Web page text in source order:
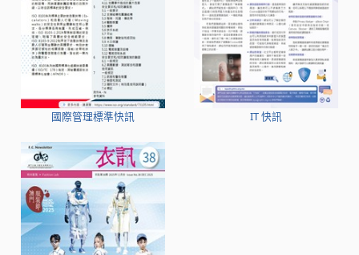
國際管理標準快訊 IT 快訊